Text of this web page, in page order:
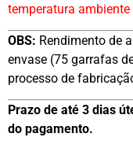
temperatura ambiente
OBS: Rendimento de
envase (75 garrafas
processo de
Prazo de até 3 dias
do pagamento.